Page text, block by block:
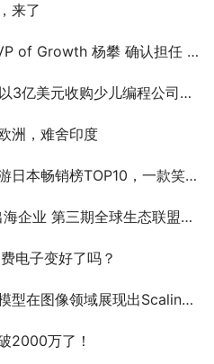
来了
丨第五届全球产品与增长展会 AIGC出海增长峰会圆桌主持！
元收购少儿编程公司WhiteHat Jr
洲，难舍印度
畅销榜TOP10，一款笑一款哭
三期全球生态联盟路演即将开幕
电子变好了吗？
在图像领域展现出Scaling潜力
2000万了！